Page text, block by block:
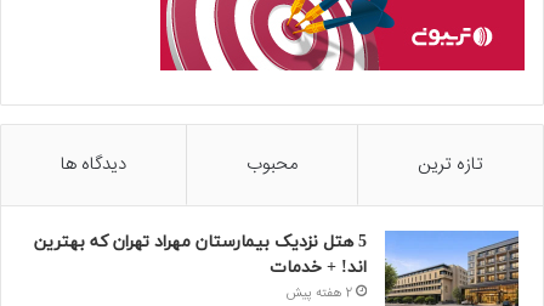
تازه ترین محبوب دیدگاه ها
5 هتل نزدیک بیمارستان مهراد تهران که بهترین‌
اند! + خدمات
2 هفته پیش